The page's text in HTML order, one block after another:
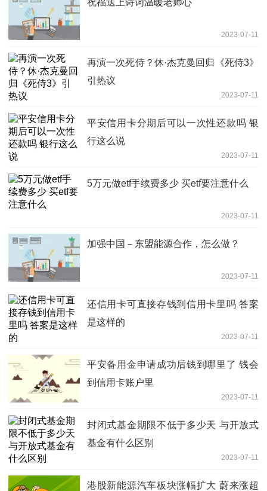
2023-07-11
再演一次死侍？休·杰克曼回归《死侍3》
引热议
2023-07-11
平安信用卡分期后可以一次性还款吗 银
行这么说
2023-07-11
5万元做etf手续费多少 买etf要注意什么
2023-07-11
加强中国－东盟能源合作，怎么做？
2023-07-11
还信用卡可直接存钱到信用卡里吗 答案
是这样的
2023-07-11
平安备用金申请成功后钱到哪里了 钱会
到信用卡账户里
2023-07-11
封闭式基金期限不低于多少天 与开放式
基金有什么区别
2023-07-11
港股新能源汽车板块涨幅扩大 蔚来涨超